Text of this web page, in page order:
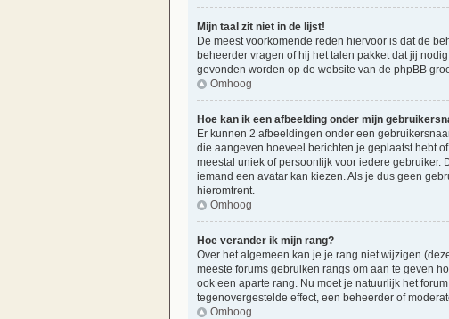
Mijn taal zit niet in de lijst!
De meest voorkomende reden hiervoor is dat de
beheerder vragen of hij het talen pakket dat jij
gevonden worden op de website van de phpBB
Omhoog
Hoe kan ik een afbeelding onder mijn
Er kunnen 2 afbeeldingen onder een
die aangeven hoeveel berichten je geplaatst hebt
meestal uniek of persoonlijk voor iedere gebruiker.
iemand een avatar kan kiezen. Als je dus geen
hieromtrent.
Omhoog
Hoe verander ik mijn rang?
Over het algemeen kan je je rang niet wijzigen
meeste forums gebruiken rangs om aan te geven
ook een aparte rang. Nu moet je natuurlijk het
tegenovergestelde effect, een beheerder of
Omhoog